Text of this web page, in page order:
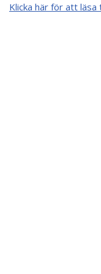
Klicka här för att